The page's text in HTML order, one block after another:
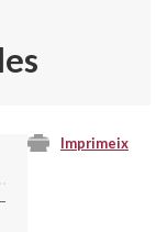
Imprimeix